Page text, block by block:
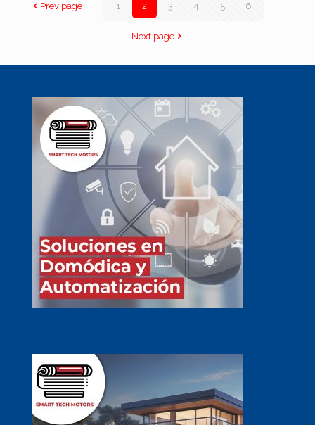
Prev page 1 2 3 4 5 6
Next page